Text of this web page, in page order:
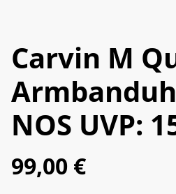
Carvin M
NOS UVP:
99,00 €